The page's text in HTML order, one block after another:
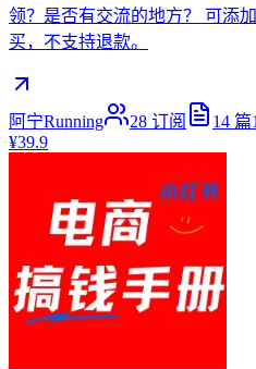
领？是否有交流的地方？ 可添
买，不支持退款。
阿宁Running 28 订阅 14 篇
¥39.9